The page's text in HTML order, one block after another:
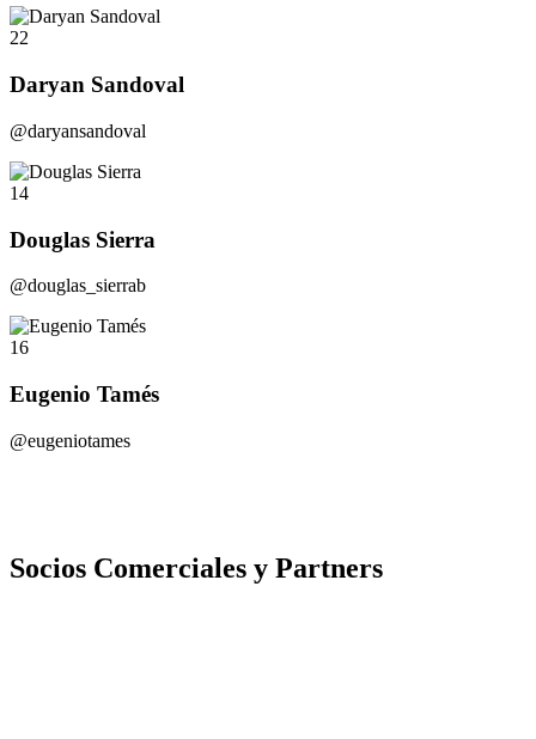
22
Daryan Sandoval
@daryansandoval
14
Douglas Sierra
@douglas_sierrab
16
Eugenio Tamés
@eugeniotames
Socios Comerciales y Partners